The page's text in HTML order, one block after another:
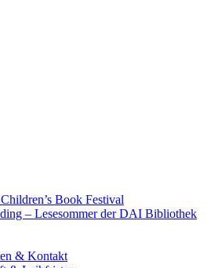
Book Festival
– Lesesommer der DAI Bibliothek
& Kontakt